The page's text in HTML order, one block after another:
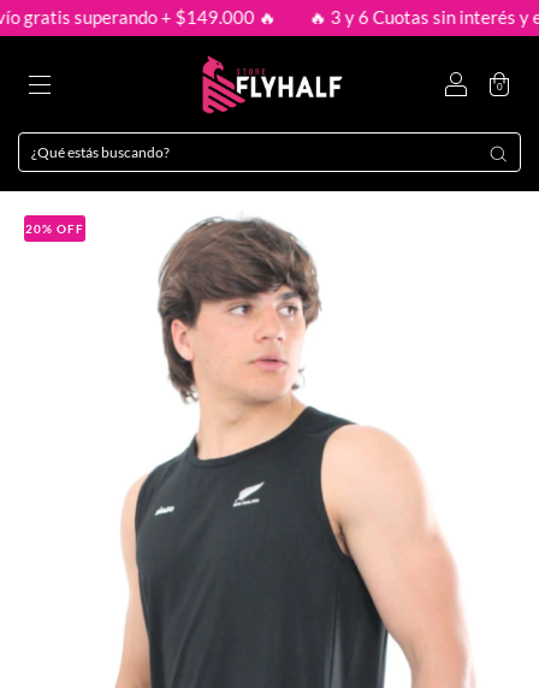
superando + $149.000 🔥 🔥 3 y 6 Cuotas sin interés y
0
20% OFF